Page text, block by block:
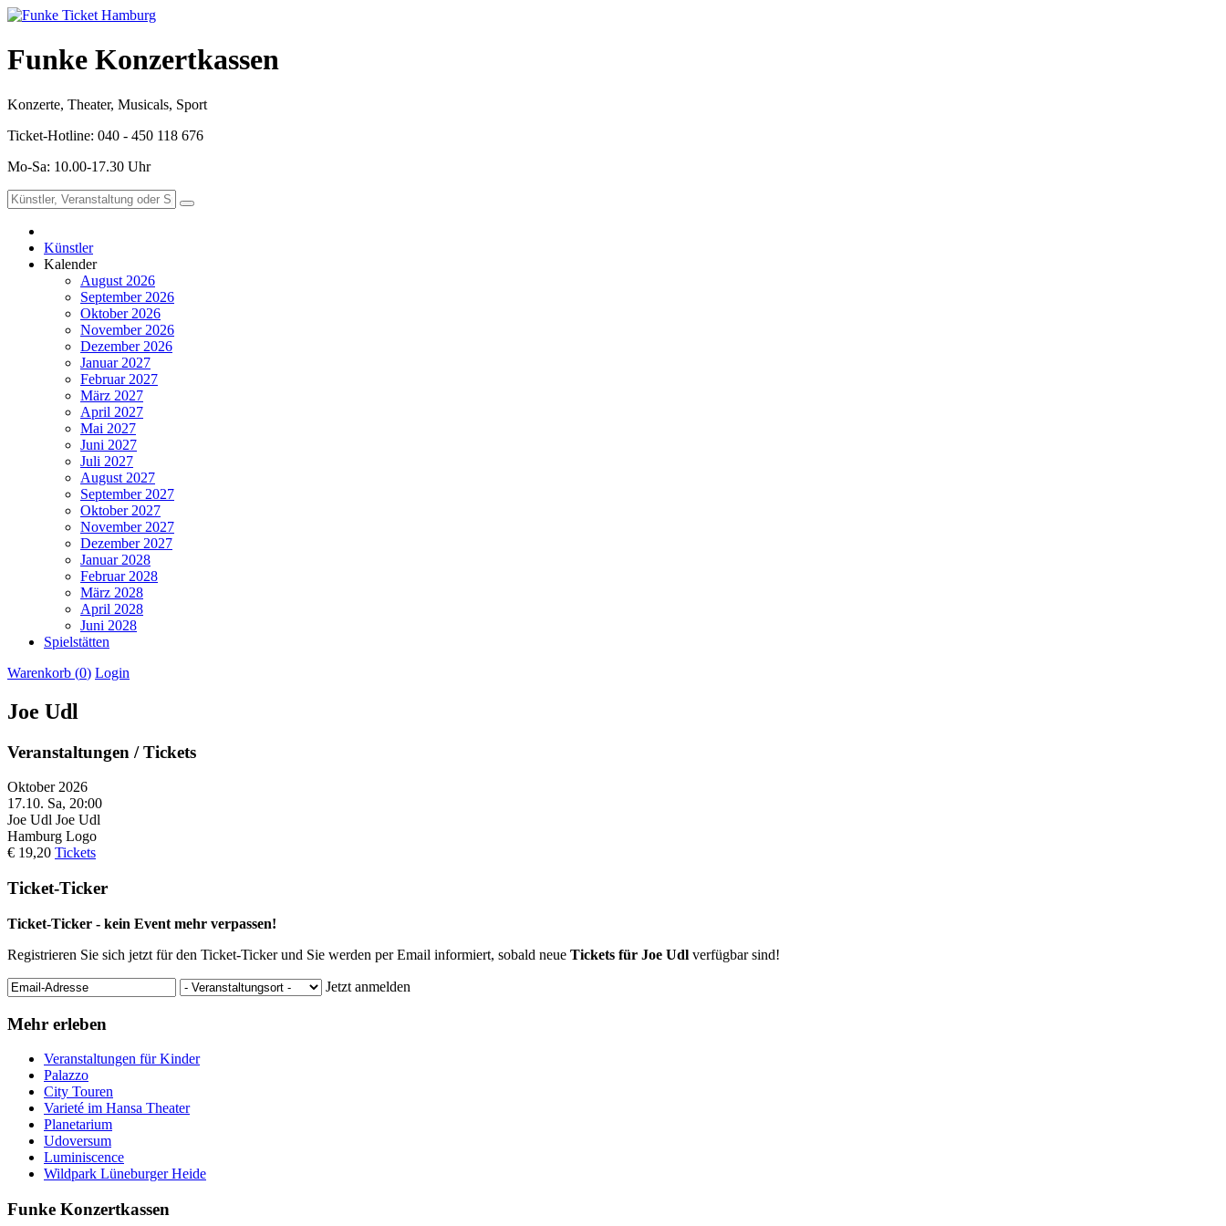
Funke Konzertkassen
Konzerte, Theater, Musicals, Sport
Ticket-Hotline: 040 - 450 118 676
Mo-Sa: 10.00-17.30 Uhr
Künstler
Kalender
August 2026
September 2026
Oktober 2026
November 2026
Dezember 2026
Januar 2027
Februar 2027
März 2027
April 2027
Mai 2027
Juni 2027
Juli 2027
August 2027
September 2027
Oktober 2027
November 2027
Dezember 2027
Januar 2028
Februar 2028
März 2028
April 2028
Juni 2028
Spielstätten
Warenkorb (0) Login
Joe Udl
Veranstaltungen / Tickets
Oktober 2026
17.10. Sa, 20:00
Joe Udl Joe Udl
Hamburg Logo
€ 19,20 Tickets
Ticket-Ticker
Ticket-Ticker - kein Event mehr verpassen!
Registrieren Sie sich jetzt für den Ticket-Ticker und Sie werden per Email informiert, sobald neue Tickets für Joe Udl verfügbar sind!
Jetzt anmelden
Mehr erleben
Veranstaltungen für Kinder
Palazzo
City Touren
Varieté im Hansa Theater
Planetarium
Udoversum
Luminiscence
Wildpark Lüneburger Heide
Funke Konzertkassen